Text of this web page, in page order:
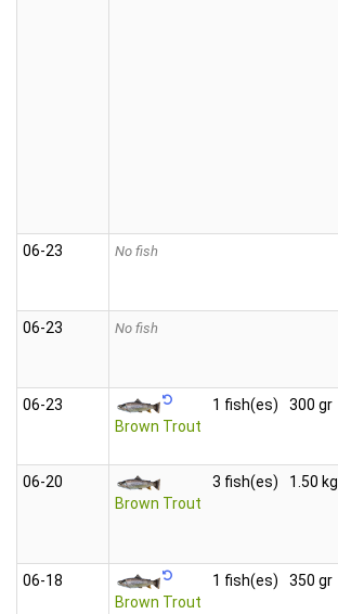
06‑23 No fish
06‑23 No fish
06‑23
Brown Trout
1 fish(es) 300 gr
06‑20
Brown Trout
3 fish(es) 1.50 kg
06‑18
Brown Trout
1 fish(es) 350 gr